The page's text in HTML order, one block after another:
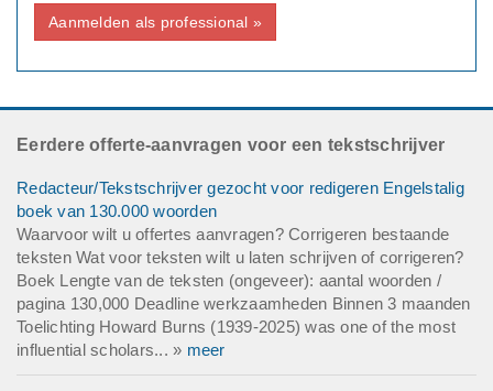
Aanmelden als professional »
Eerdere offerte-aanvragen voor een tekstschrijver
Redacteur/Tekstschrijver gezocht voor redigeren Engelstalig
boek van 130.000 woorden
Waarvoor wilt u offertes aanvragen? Corrigeren bestaande
teksten Wat voor teksten wilt u laten schrijven of corrigeren?
Boek Lengte van de teksten (ongeveer): aantal woorden /
pagina 130,000 Deadline werkzaamheden Binnen 3 maanden
Toelichting Howard Burns (1939-2025) was one of the most
influential scholars... » meer